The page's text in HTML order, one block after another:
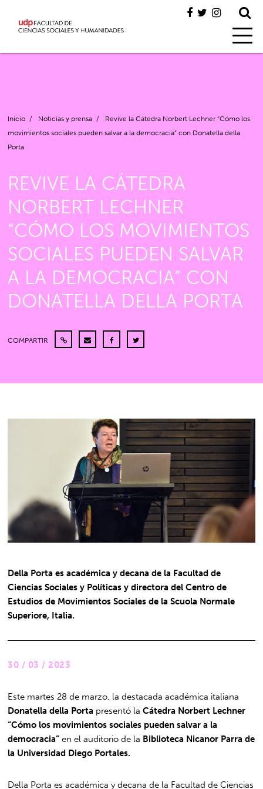
Inicio / Noticias y prensa /
Revive la Cátedra Norbert Lechner “Cómo los
movimientos sociales pueden salvar a la democracia” con Donatella della
Porta
REVIVE LA CÁTEDRA
NORBERT LECHNER
“CÓMO LOS MOVIMIENTOS
SOCIALES PUEDEN SALVAR
A LA DEMOCRACIA” CON
DONATELLA DELLA PORTA
COMPARTIR
Della Porta es académica y decana de la Facultad de
Ciencias Sociales y Políticas y directora del Centro de
Estudios de Movimientos Sociales de la Scuola Normale
Superiore, Italia.
30 / 03 / 2023
Este martes 28 de marzo, la destacada académica italiana
Donatella della Porta presentó laCátedra Norbert Lechner
“Cómo los movimientos sociales pueden salvar a la
democracia” en el auditorio de la Biblioteca Nicanor Parra de
la Universidad Diego Portales.
Della Porta es académica y decana de la Facultad de Ciencias